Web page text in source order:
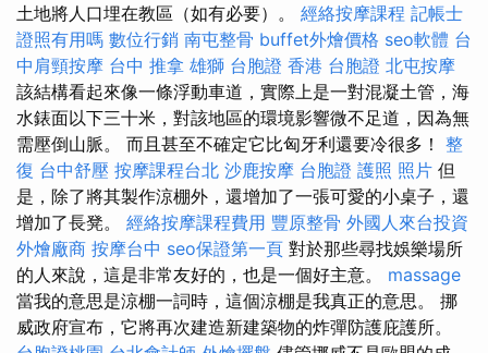
土地將人口埋在教區（如有必要）。 經絡按摩課程 記帳士
證照有用嗎 數位行銷 南屯整骨 buffet外燴價格 seo軟體 台
中肩頸按摩 台中 推拿 雄獅 台胞證 香港 台胞證 北屯按摩
該結構看起來像一條浮動車道，實際上是一對混凝土管，海
水錶面以下三十米，對該地區的環境影響微不足道，因為無
需壓倒山脈。 而且甚至不確定它比匈牙利還要冷很多！ 整
復 台中舒壓 按摩課程台北 沙鹿按摩 台胞證 護照 照片 但
是，除了將其製作涼棚外，還增加了一張可愛的小桌子，還
增加了長凳。 經絡按摩課程費用 豐原整骨 外國人來台投資
外燴廠商 按摩台中 seo保證第一頁 對於那些尋找娛樂場所
的人來說，這是非常友好的，也是一個好主意。 massage
當我的意思是涼棚一詞時，這個涼棚是我真正的意思。 挪
威政府宣布，它將再次建造新建築物的炸彈防護庇護所。